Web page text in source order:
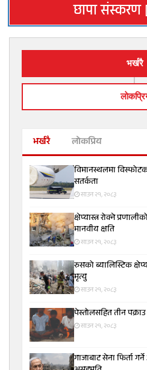
छापा
भर्खरै
भर्खरै लोकप्रिय
विमानस्थलमा विस्फोटक
सतर्कता
साउन २१, २०८३
क्षेप्यास्त्र रोक्ने
मानवीय क्षति
साउन २१, २०८३
रुसको ब्यालिस्टिक
मृत्यु
साउन २१, २०८३
पेस्तोलसहित तीन पक्राउ
साउन २१, २०८३
गाजाबाट सेना फिर्ता